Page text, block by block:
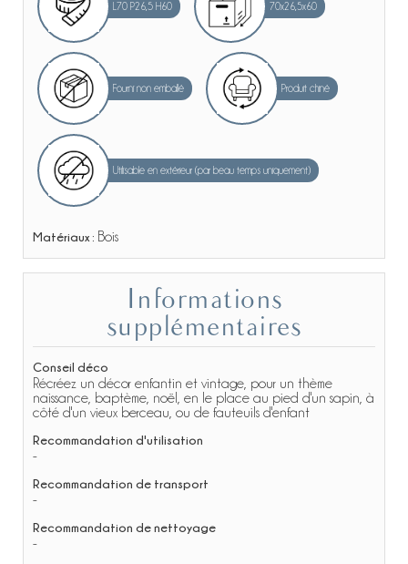
L70 P26,5 H60 70x26,5x60
Fourni non emballé Produit chiné
Utilisable en extérieur (par beau temps uniquement)
Matériaux : Bois
supplémentaires
Conseil déco
Récréez un décor enfantin et vintage, pour un thème
naissance, baptème, noël, en le place au pied d'un sapin, à
côté d'un vieux berceau, ou de fauteuils d'enfant
Recommandation d'utilisation
-
Recommandation de transport
-
Recommandation de nettoyage
-